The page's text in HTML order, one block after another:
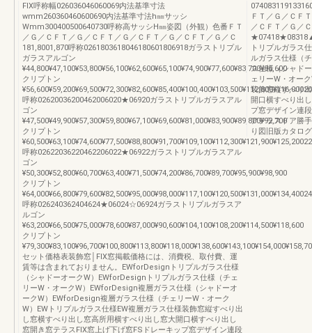
FIX呼称幅026036046060069内法基準寸法
wmm260360460600690内法基準寸法h㎜サッシ
Wmm300400500640730呼称高サッシH㎜姿図（外観）色番ＦＴ
／Ｇ／ＣＦＴ／Ｇ／ＣＦＴ／Ｇ／ＣＦＴ／Ｇ／ＣＦＴ／Ｇ／Ｃ
181,8001,870呼称0261803618046180601806918ガラストリプル
ガラスアルゴン
¥44,800¥47,100¥53,800¥56,100¥62,600¥65,100¥74,900¥77,600¥83,700¥86,600
クリプトン
呼称02620036200462006020★06920ガラストリプルガラスアル
ゴン
¥47,500¥49,900¥57,300¥59,800¥67,100¥69,600¥81,000¥83,900¥89,800¥92,700
クリプトン
呼称02622036220462206022★06922ガラストリプルガラスアル
ゴン
¥50,300¥52,800¥60,700¥63,400¥71,500¥74,200¥86,700¥89,700¥95,900¥98,900
クリプトン
呼称026240362404624★06024☆06924ガラストリプルガラスア
ルゴン
¥63,200¥66,500¥75,000¥78,600¥87,000¥90,600¥104,100¥108,200¥114,500¥118,600
クリプトン
セット価格表装飾窓│FIX窓掲載価格には、消費税、取付費、運
賃等は含まれておりません。EWforDesignトリプルガラス仕様
（シャドーオークW）EWforDesignトリプルガラス仕様（チェ
リーW・オークW）EWforDesign複層ガラス仕様（シャドーオ
ークW）EWforDesign複層ガラス仕様（チェリーW・オーク
W）EWトリプルガラス仕様EW複層ガラス仕様装飾窓縦すべり出
し窓横すべり出し窓高所用横すべり出し窓大開口横すべり出し
窓開き窓テラスFIX窓上げ下げ窓FSドレーキップ窓デザイン連段
ＦＴ／Ｇ／ＣＦ
／ＣＦＴ／Ｇ／Ｃ
トリプルガラス
ルガラス仕様（
ス仕様（シャド
ェリーW・オー
装飾窓縦すべり
開口横すべり出
プ窓デザイン連
アテラスドア勝
り図旧版カタログ